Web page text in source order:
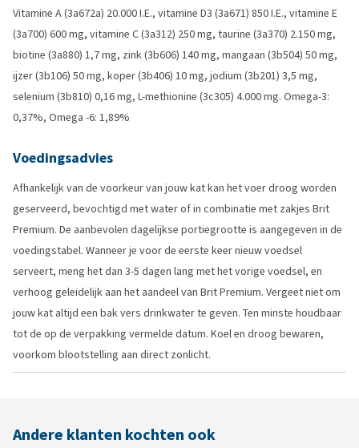
Vitamine A (3a672a) 20.000 I.E., vitamine D3 (3a671) 850 I.E., vitamine E
(3a700) 600 mg, vitamine C (3a312) 250 mg, taurine (3a370) 2.150 mg,
biotine (3a880) 1,7 mg, zink (3b606) 140 mg, mangaan (3b504) 50 mg,
ijzer (3b106) 50 mg, koper (3b406) 10 mg, jodium (3b201) 3,5 mg,
selenium (3b810) 0,16 mg, L-methionine (3c305) 4.000 mg. Omega-3:
0,37%, Omega -6: 1,89%
Voedingsadvies
Afhankelijk van de voorkeur van jouw kat kan het voer droog worden
geserveerd, bevochtigd met water of in combinatie met zakjes Brit
Premium. De aanbevolen dagelijkse portiegrootte is aangegeven in de
voedingstabel. Wanneer je voor de eerste keer nieuw voedsel
serveert, meng het dan 3-5 dagen lang met het vorige voedsel, en
verhoog geleidelijk aan het aandeel van Brit Premium. Vergeet niet om
jouw kat altijd een bak vers drinkwater te geven. Ten minste houdbaar
tot de op de verpakking vermelde datum. Koel en droog bewaren,
voorkom blootstelling aan direct zonlicht.
Andere klanten kochten ook